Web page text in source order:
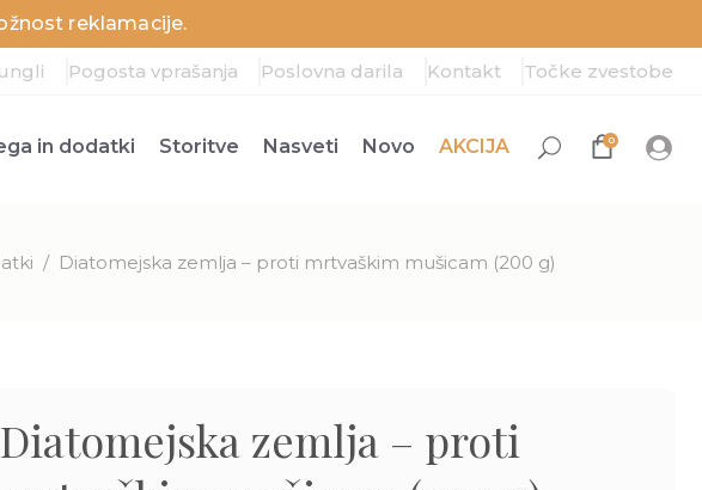
reklamacije.
Pogosta vprašanja Poslovna darila Kontakt Točke zvestobe
in dodatki Storitve Nasveti Novo AKCIJA 0
/ Diatomejska zemlja – proti mrtvaškim mušicam (200 g)
Diatomejska zemlja – proti